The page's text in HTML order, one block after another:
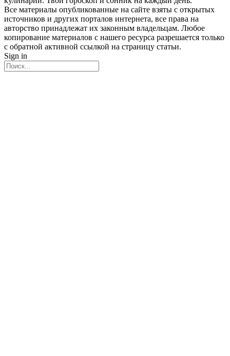
Все материалы опубликованные на сайте взяты с открытых
источников и других порталов интернета, все права на
авторство принадлежат их законным владельцам. Любое
копирование материалов с нашего ресурса разрешается только
с обратной активной ссылкой на страницу статьи.
Sign in